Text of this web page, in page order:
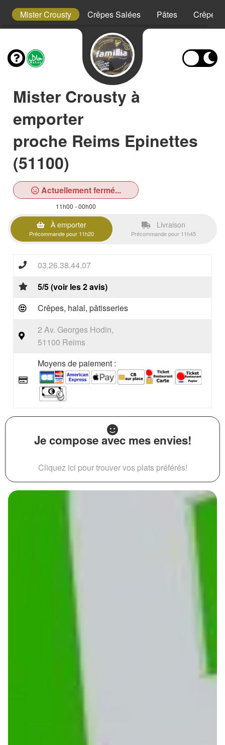
Mister Crousty Crêpes Salées Pâtes Crêpes
Mister Crousty à
emporter
proche Reims Epinettes
(51100)
Actuellement fermé...
11h00 - 00h00
À emporter
Précommande pour 11h20
Livraison
Précommande pour 11h45
03.26.38.44.07
5/5 (voir les 2 avis)
Crêpes, halal, pâtisseries
2 Av. Georges Hodin,
51100 Reims
Moyens de paiement :
Je compose avec mes envies!
Cliquez ici pour trouver vos plats préférés!